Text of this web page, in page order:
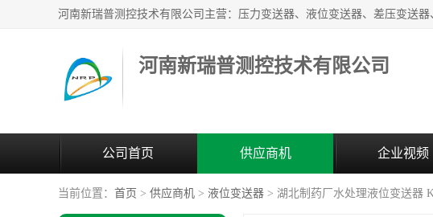
河南新瑞普测控技术有限公司
公司首页 供应商机 企业视频
当前位置： 首页 > 供应商机 > 液位变送器 > 湖北制药厂水处理液位变送器